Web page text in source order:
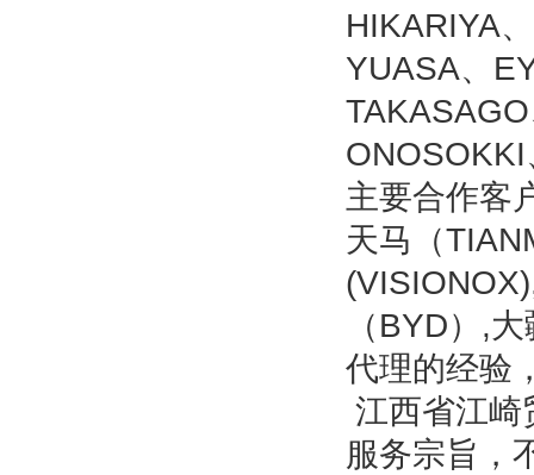
HIKARIYA
YUASA、
主要合作客
天马（
（BYD）,
代理的经验
江西省江崎
服务宗旨，